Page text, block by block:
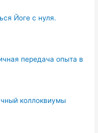
Йоге с нуля.
передача опыта в
коллоквиумы